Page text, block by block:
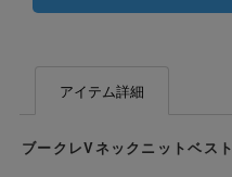
アイテム詳細
ブークレVネックニットベスト